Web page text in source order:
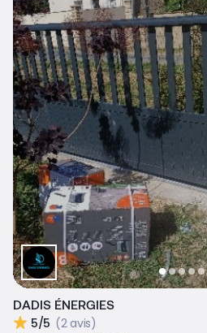
DADIS ÉNERGIES
5/5 (2 avis)